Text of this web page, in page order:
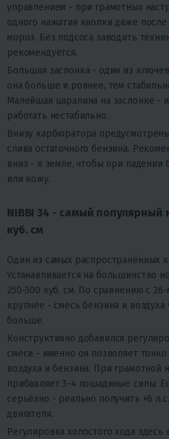
управлением - при грамотных
одного нажатия кнопки даже
мороз. Без подсоса заводить
рекомендуется.
Большая заслонка - один из
она больше и ровнее, тем
Малейшая царапина на заслонке - и
работать нестабильно.
Внизу карбюратора
слива остаточного бензина.
вниз - к земле, чтобы при падении
или кожу.
NIBBI 34 - самый популярный
куб. см
Один из самых распространённых
Устанавливается на большинство
250-300 куб. см. По сравнению с
крупнее - смесь бензина и
больше.
Конструктивно добавился
смеси - именно он позволяет
воздуха и бензина. При грамотной
прибавляет 3-4 лошадиные силы.
серьёзно - реально получить +6
двигателя.
Регулировка холостого хода